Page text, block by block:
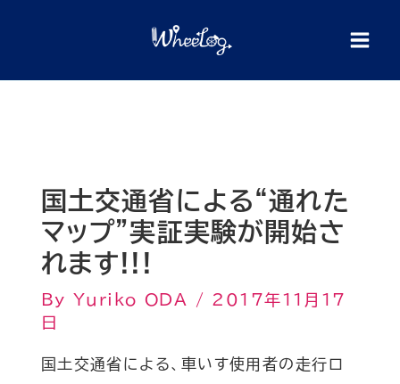
国土交通省による“通れた
マップ”実証実験が開始さ
れます!!!
By Yuriko ODA / 2017年11月17
日
国土交通省による、車いす使用者の走行ロ